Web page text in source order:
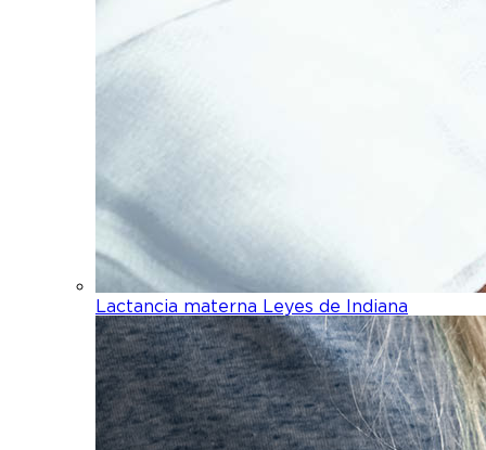
Lactancia materna Leyes de Indiana